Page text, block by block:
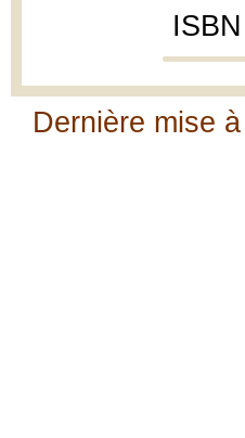
Dernière mise